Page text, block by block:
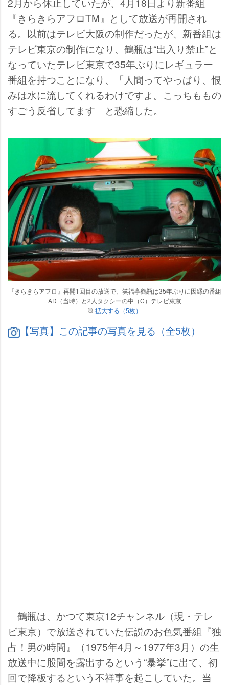
『きらきらアフロTM』として放送が再開され
る。以前はテレビ大阪の制作だったが、新番組は
テレビ東京の制作になり、鶴瓶は“出入り禁止”と
なっていたテレビ東京で35年ぶりにレギュラー
番組を持つことになり、「人間ってやっぱり、恨
みは水に流してくれるわけですよ。こっちももの
すごう反省してます」と恐縮した。
『きらきらアフロ』再開1回目の放送で、笑福亭鶴瓶は35年ぶりに因縁の番組
AD（当時）と2人タクシーの中（C）テレビ東京
拡大する（5枚）
【写真】この記事の写真を見る（全5枚）
鶴瓶は、かつて東京12チャンネル（現・テレ
ビ東京）で放送されていた伝説のお色気番組『独
占！男の時間』（1975年4月～1977年3月）の生
放送中に股間を露出するという“暴挙”に出て、初
回で降板するという不祥事を起こしていた。当